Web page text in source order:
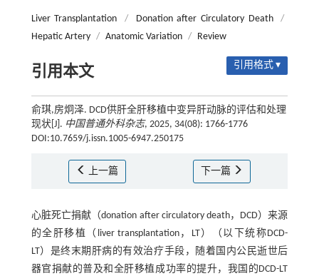
Liver Transplantation / Donation after Circulatory Death
/
Hepatic Artery / Anatomic Variation / Review
引用本文 引用格式 ▾
俞琪,房炯泽. DCD供肝全肝移植中变异肝动脉的评估和处理
现状[J]. 中国普通外科杂志, 2025, 34(08): 1766-1776
DOI:10.7659/j.issn.1005-6947.250175
上一篇 下一篇
心脏死亡捐献（donation after circulatory death，DCD）来源
的全肝移植（liver transplantation，LT）（以下统称DCD-
LT）是终末期肝病的有效治疗手段，随着国内公民逝世后
器官捐献的普及和全肝移植成功率的提升，我国的DCD-LT